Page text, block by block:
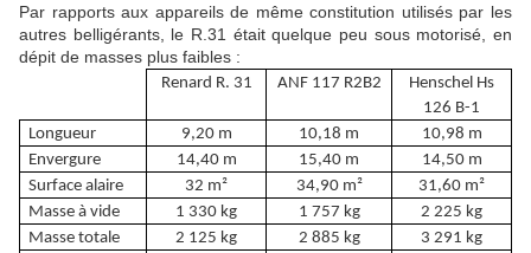
Par rapports aux appareils de même constitution utilisés par les
autres belligérants, le R.31 était quelque peu sous motorisé, en
dépit de masses plus faibles :
Renard R. 31 ANF 117 R2B2
Henschel Hs
126 B-1
Longueur
9,20 m 10,18 m
10,98 m
Envergure
14,40 m 15,40 m
14,50 m
Surface alaire
32 m² 34,90 m²
31,60 m²
Masse à vide
1 330 kg 1 757 kg
2 225 kg
Masse totale
2 125 kg 2 885 kg 3 291 kg